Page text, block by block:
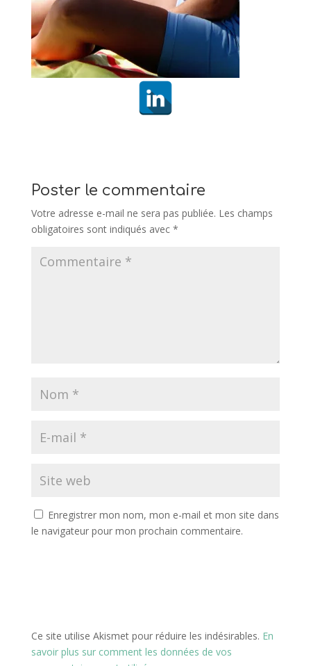
Poster le commentaire
Votre adresse e-mail ne sera pas publiée. Les champs
obligatoires sont indiqués avec *
Enregistrer mon nom, mon e-mail et mon site dans
le navigateur pour mon prochain commentaire.
Ce site utilise Akismet pour réduire les indésirables. En
savoir plus sur comment les données de vos